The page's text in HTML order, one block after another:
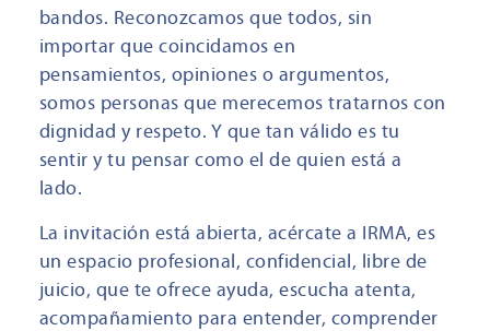
bandos. Reconozcamos que todos, sin
importar que coincidamos en
pensamientos, opiniones o argumentos,
somos personas que merecemos tratarnos con
dignidad y respeto. Y que tan válido es tu
sentir y tu pensar como el de quien está a
lado.
La invitación está abierta, acércate a IRMA, es
un espacio profesional, confidencial, libre de
juicio, que te ofrece ayuda, escucha atenta,
acompañamiento para entender, comprender